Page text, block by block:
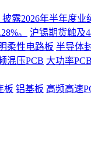
披露2026年半年度
。
沪锡期货触及
柔性电路板 半导体
混压PCB 大功率PCB
板 铝基板 高频高速